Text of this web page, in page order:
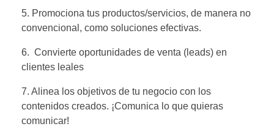
5. Promociona tus productos/servicios, de manera no
convencional, como soluciones efectivas.
6. Convierte oportunidades de venta (leads) en
clientes leales
7. Alinea los objetivos de tu negocio con los
contenidos creados. ¡Comunica lo que quieras
comunicar!